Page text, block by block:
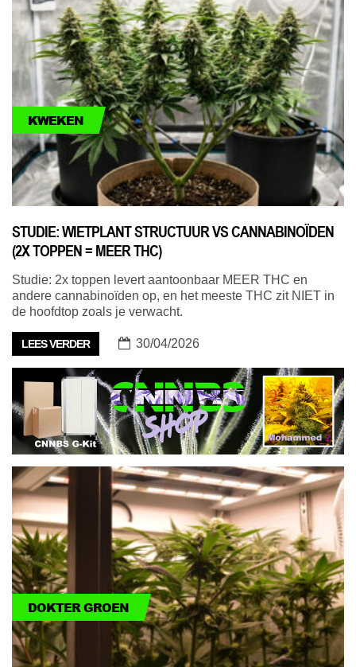
KWEKEN
STUDIE: WIETPLANT STRUCTUUR VS CANNABINOÏDEN
(2X TOPPEN = MEER THC)
Studie: 2x toppen levert aantoonbaar MEER THC en
andere cannabinoïden op, en het meeste THC zit NIET in
de hoofdtop zoals je verwacht.
LEES VERDER 30/04/2026
DOKTER GROEN